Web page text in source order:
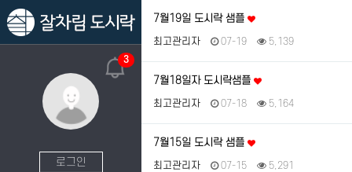
3
로그인
7월19일 도시락 샘플
최고관리자 07-19 5,139
7월18일자 도시락샘플
최고관리자 07-18 5,164
7월15일 도시락 샘플
최고관리자 07-15 5,291